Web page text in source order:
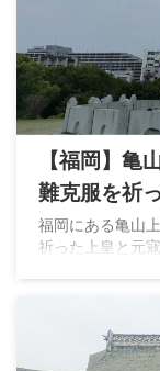
【福岡】亀
難克服を祈
える
福岡にある亀山
祈った上皇と元